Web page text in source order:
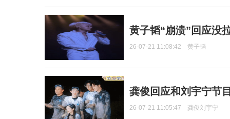
黄子韬“崩溃”回应没
26-07-21 11:08:42 黄子韬
龚俊回应和刘宇宁节
26-07-21 11:05:47 龚俊刘宇宁